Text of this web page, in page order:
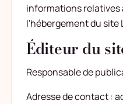
informations relatives
l'hébergement du site
Éditeur du
Responsable de
Adresse de contact :